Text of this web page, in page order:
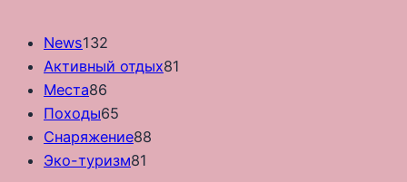
News132
Активный отдых81
Места86
Походы65
Снаряжение88
Эко-туризм81